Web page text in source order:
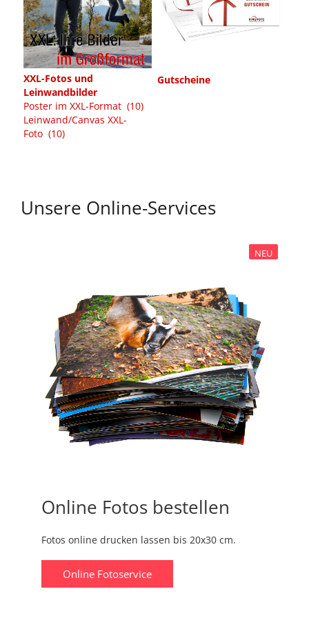
XXL-Fotos und
Leinwandbilder
Poster im XXL-Format (10)
Leinwand/Canvas XXL-
Foto (10)
Gutscheine
Unsere Online-Services
NEU
Online Fotos bestellen
Fotos online drucken lassen bis 20x30 cm.
Online Fotoservice